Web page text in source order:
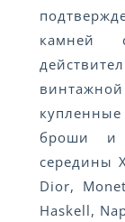
камней
броши и
середины
Dior,
Haskell,